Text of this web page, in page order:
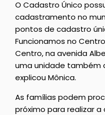
O Cadastro Único
cadastramento no
pontos de cadastro
Funcionamos no
Centro, na avenida
uma unidade também
explicou Mônica.
As famílias podem
próximo para realizar